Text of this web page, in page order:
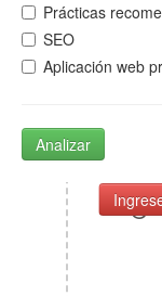
Prácticas
SEO
Aplicación web
Analizar